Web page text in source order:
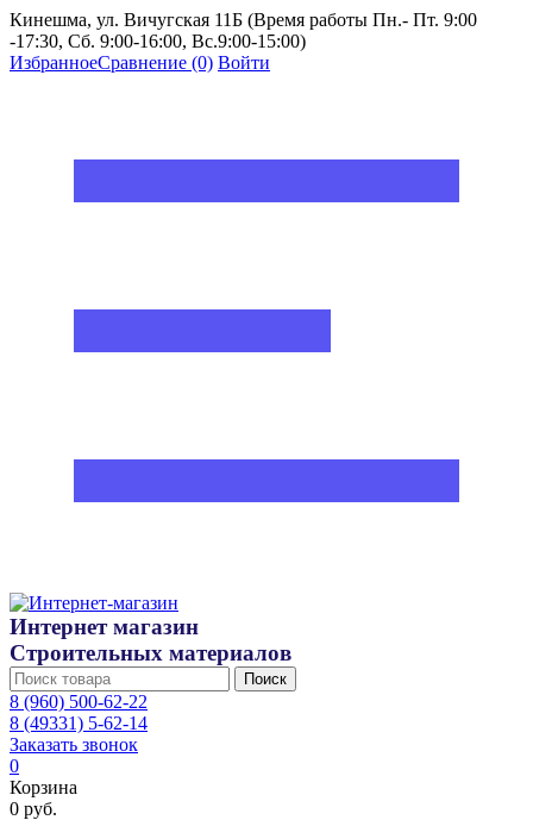
Кинешма, ул. Вичугская 11Б (Время работы Пн.- Пт. 9:00
-17:30, Сб. 9:00-16:00, Вс.9:00-15:00)
ИзбранноеСравнение (0) Войти
Интернет магазин
Строительных материалов
Поиск
8 (960) 500-62-22
8 (49331) 5-62-14
Заказать звонок
0
Корзина
0 руб.